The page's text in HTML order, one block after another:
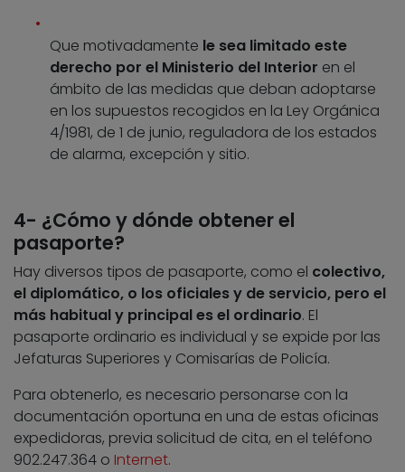
Que motivadamente le sea limitado este
derecho por el Ministerio del Interior en el
ámbito de las medidas que deban adoptarse
en los supuestos recogidos en la Ley Orgánica
4/1981, de 1 de junio, reguladora de los estados
de alarma, excepción y sitio.
4- ¿Cómo y dónde obtener el
pasaporte?
Hay diversos tipos de pasaporte, como el colectivo,
el diplomático, o los oficiales y de servicio, pero el
más habitual y principal es el ordinario. El
pasaporte ordinario es individual y se expide por las
Jefaturas Superiores y Comisarías de Policía.
Para obtenerlo, es necesario personarse con la
documentación oportuna en una de estas oficinas
expedidoras, previa solicitud de cita, en el teléfono
902.247.364 o Internet.